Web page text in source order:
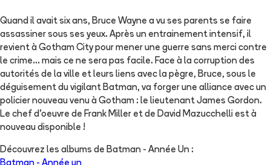
Quand il avait six ans, Bruce Wayne a vu ses parents se faire
assassiner sous ses yeux. Après un entrainement intensif, il
revient à Gotham City pour mener une guerre sans merci contre
le crime... mais ce ne sera pas facile. Face à la corruption des
autorités de la ville et leurs liens avec la pègre, Bruce, sous le
déguisement du vigilant Batman, va forger une alliance avec un
policier nouveau venu à Gotham : le lieutenant James Gordon.
Le chef d'oeuvre de Frank Miller et de David Mazucchelli est à
nouveau disponible !
Découvrez les albums de Batman - Année Un :